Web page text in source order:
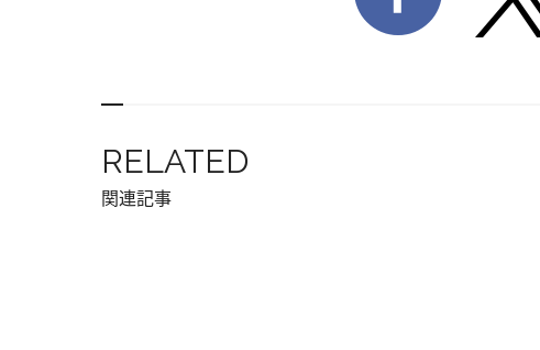
RELATED
関連記事